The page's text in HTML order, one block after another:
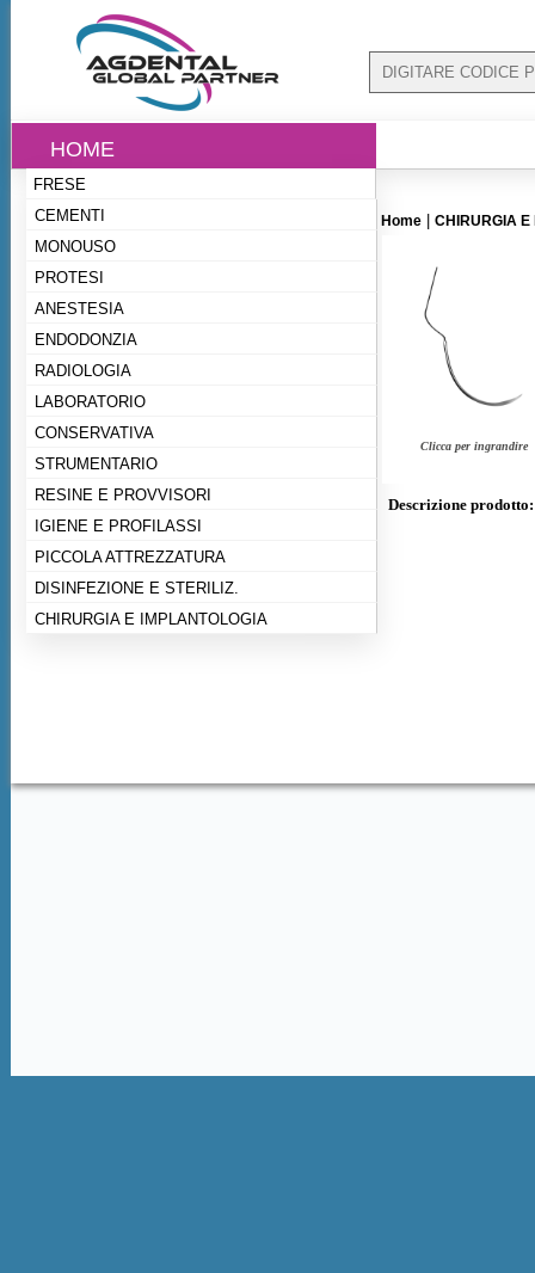
HOME
FRESE
CEMENTI
MONOUSO
PROTESI
ANESTESIA
ENDODONZIA
RADIOLOGIA
LABORATORIO
CONSERVATIVA
STRUMENTARIO
RESINE E PROVVISORI
IGIENE E PROFILASSI
PICCOLA ATTREZZATURA
DISINFEZIONE E STERILIZ.
CHIRURGIA E IMPLANTOLOGIA
Home CHIRURGIA E
Clicca per ingrandire
Descrizione prodotto: